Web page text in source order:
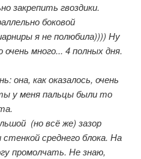
закрепить гвоздики.
боковой
я не полюбила)))) Ну
много... 4 полных дня.
она, как оказалось, очень
у меня пальцы были то
(но всё же) зазор
среднего блока. На
промолчать. Не знаю,